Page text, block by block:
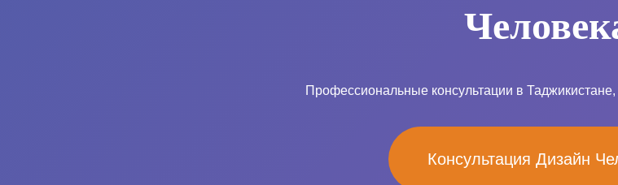
Профессиональные консультации в
Консультация Дизайн